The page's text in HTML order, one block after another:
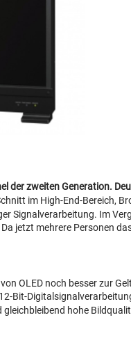
der zweiten Generation.
im High-End-Bereich,
Signalverarbeitung. Im
jetzt mehrere Personen
OLED noch besser zur
Bit-
hohe